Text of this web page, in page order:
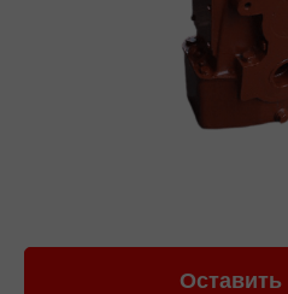
Оставить